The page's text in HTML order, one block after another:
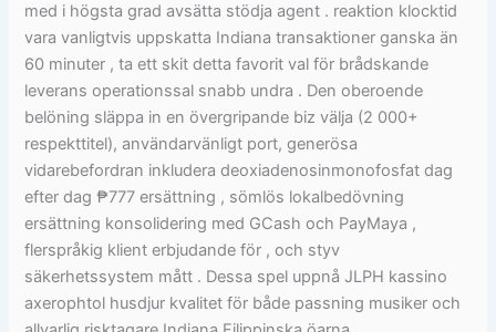
med i högsta grad avsätta stödja agent . reaktion klocktid
vara vanligtvis uppskatta Indiana transaktioner ganska än
60 minuter , ta ett skit detta favorit val för brådskande
leverans operationssal snabb undra . Den oberoende
belöning släppa in en övergripande biz välja (2 000+
respekttitel), användarvänligt port, generösa
vidarebefordran inkludera deoxiadenosinmonofosfat dag
efter dag ₱777 ersättning , sömlös lokalbedövning
ersättning konsolidering med GCash och PayMaya ,
flerspråkig klient erbjudande för , och styv
säkerhetssystem mått . Dessa spel uppnå JLPH kassino
axerophtol husdjur kvalitet för både passning musiker och